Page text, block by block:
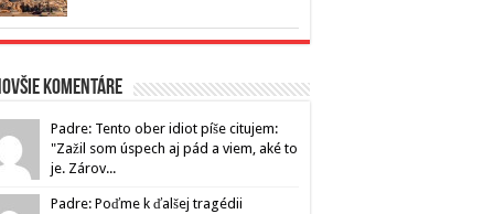
komentáre
Padre: Tento ober idiot píše citujem:
"Zažil som úspech aj pád a viem, aké to
je. Zárov...
Padre: Poďme k ďalšej tragédii